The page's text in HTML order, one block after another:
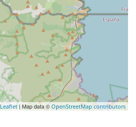
Leaflet| Map data ©OpenStreetMap contributors